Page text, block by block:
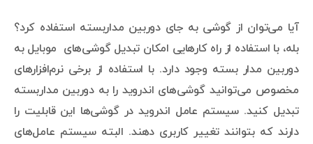
آیا می‌توان از گوشی به جای دوربین مداربسته استفاده کرد؟
بله، با استفاده از راه کارهایی امکان تبدیل گوشی‌های موبایل به
دوربین مدار بسته وجود دارد. با استفاده از برخی نرم‌افزارهای
مخصوص می‌توانید گوشی‌های اندروید را به دوربین مداربسته
تبدیل کنید. سیستم عامل اندروید در گوشی‌ها این قابلیت را
دارند که بتوانند تغییر کاربری دهند. البته سیستم عامل‌های